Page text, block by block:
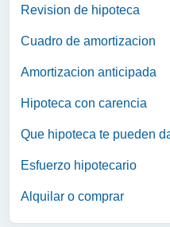
Revision de hipoteca
Cuadro de amortizacion
Amortizacion anticipada
Hipoteca con carencia
Que hipoteca te pueden
Esfuerzo hipotecario
Alquilar o comprar